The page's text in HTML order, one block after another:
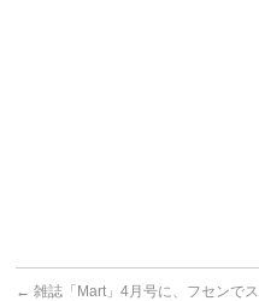
← 雑誌「Mart」4月号に、フセンでス